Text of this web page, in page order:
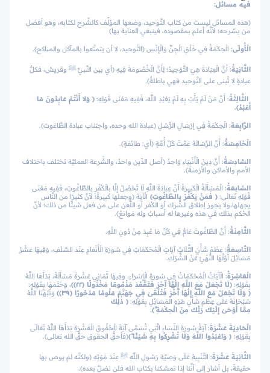
فيه مسائل:
(هذه المسائل ليست من كتاب التَّوحيد، وضعها المؤلِّف كالشَّرح لكتابه، وهو أفضل
من يشرحه؛ لأنَّه أعلم بمقصوده، فينبغي العناية بها)
الْأُولَى: الْحِكْمَةُ فِي خَلْقِ الْجِنِّ وَالْإِنْسِ (التَّوحيد، لا أن يتمتَّعوا بالمآكل والمناكح).
الثَّانِيَةُ: أَنَّ الْعِبَادَةَ هِيَ التَّوْحِيدُ؛ لِأَنَّ الْخُصُومَةَ فِيهِ (أي بين النَّبيِّ ﷺ وقريش، فكلُّ
عبادةٍ لا تُبنى على التَّوحيد فهي باطلةٌ).
الثَّالِثَةُ: أَنَّ مَنْ لَمْ يَأْتِ بِهِ لَمْ يَعْبُدِ اللَّهَ، فَفِيهِ مَعْنَى قَوْلِهِ: ﴿ وَلا أَنْتُمْ عَابِدُونَ مَا
أَعْبُدُ﴾.
الرَّابِعَة: الْحِكْمَةُ فِي إِرْسَالِ الرُّسُلِ (عبادة الله وحده، واجتناب عبادة الطَّاغوت).
الْخَامِسَةُ: أَنَّ الرِّسَالَةَ عَمَّتْ كُلَّ أُمَّةٍ (أي: طائفةٍ).
السَّادِسَةُ: أَنَّ دِينَ الْأَنْبِيَاءِ وَاحِدٌ (أصل الدِّين واحدٌ، والشِّرعة العمليَّة تختلف باختلاف
الأمم والأماكن والأزمنة).
السَّابِعَةُ: الْمَسْأَلَةُ الْكَبِيرَةُ أَنَّ عِبَادَةَ اللَّهِ لَا تَحْصُلُ إِلَّا بِالْكُفْرِ بِالطَّاغُوتِ، فَفِيهِ مَعْنَى
قَوْلِهِ تَعَالَى: ﴿ فَمَنْ يَكْفُرْ بِالطَّاغُوتِ﴾ الْآيَةَ (وجعلها كبيرةً؛ لأنَّ كثيرًا من النَّاس
يجهلها،ولا يجوز إطلاق الشِّرك أو الكُفر أو اللَّعن على من فعل شيئًا من ذلك؛ لأنَّ
الحُكم بذلك في هذه وغيرها له أسبابٌ وله مَوانعُ).
الثَّامِنَةُ: أَنَّ الطَّاغُوتَ عَامٌّ فِي كُلِّ مَا عُبِدَ مِنْ دُونِ اللَّهِ.
التَّاسِعَةُ: عِظَمُ شَأْنِ الثَّلَاثِ آيَاتٍ الْمُحْكَمَاتِ فِي سُورَةِ الْأَنْعَامِ عِنْدَ السَّلَفِ، وَفِيهَا عَشْرُ
مَسَائِلَ أَوَّلُهَا النَّهْيُ عَنْ الشِّرْكِ.
الْعَاشِرَةُ: الْآيَاتُ الْمُحْكَمَاتُ فِي سُورَةِ الْإِسْرَاءِ، وَفِيهَا ثَمَانِي عَشْرَةَ مَسْأَلَةً، بَدَأَهَا اللَّهُ
بِقَوْلِهِ: ﴿لَا تَجْعَلْ مَعَ اللَّهِ إِلَٰهًا آخَرَ فَتَقْعُدَ مَذْمُومًا مَخْذُولًا ﴿٢٢﴾﴾
، وَخَتَمَهَا بِقَوْلِهِ:
﴿ وَلَا تَجْعَلْ مَعَ اللَّهِ إِلَٰهًا آخَرَ فَتُلْقَىٰ فِي جَهَنَّمَ مَلُومًا مَدْحُورًا ﴿٣٩﴾﴾
وَنَبَّهَنَا اللَّهُ
سُبْحَانَهُ عَلَى عِظَمِ شَأْنِ هَذِهِ الْمَسَائِلِ بِقَوْلِهِ: ﴿ ذَٰلِكَ
مِمَّا أَوْحَىٰ إِلَيْكَ رَبُّكَ مِنَ الْحِكْمَةِ ۗ﴾.
الْحَادِيَةَ عَشْرَةَ: آيَةُ سُورَةِ النِّسَاءِ الَّتِي تُسَمَّى آيَةَ الْحُقُوقِ الْعَشْرَةِ بَدَأَهَا اللَّهُ تَعَالَى
بِقَوْلِهِ: ﴿ وَاعْبُدُوا اللَّهَ وَلَا تُشْرِكُوا بِهِ شَيْئًا ۖ﴾(فأحقُّ الحقوق حقُّ الله تعالى).
الثَّانِيَةَ عَشْرَةَ: التَّنْبِيهُ عَلَى وَصِيَّةِ رَسُولِ اللَّهِ ﷺ عِنْدَ مَوْتِهِ (ولكنَّه لم يوص بها
حقيقةً، بل أشار إلى أنَّنا إذا تمسَّكنا بكتاب الله فلن نضلَّ بعده).